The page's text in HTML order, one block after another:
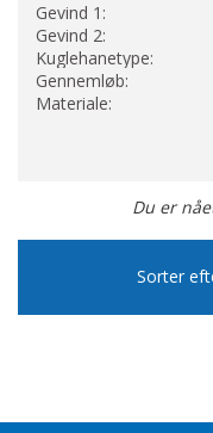
Gevind 1:
Gevind 2:
Kuglehanetype:
Gennemløb:
Materiale:
Du er
Sorter